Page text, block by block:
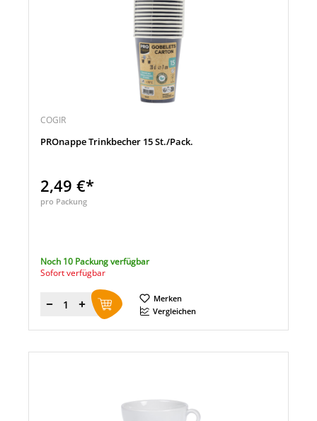
COGIR
PROnappe Trinkbecher 15 St./Pack.
2,49 €*
pro Packung
Noch 10 Packung verfügbar
Sofort verfügbar
Menge
Merken
Vergleichen